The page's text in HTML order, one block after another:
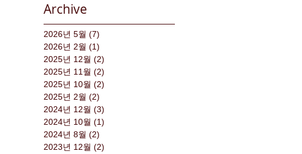
Archive
2026년 5월 (7)
2026년 2월 (1)
2025년 12월 (2)
2025년 11월 (2)
2025년 10월 (2)
2025년 2월 (2)
2024년 12월 (3)
2024년 10월 (1)
2024년 8월 (2)
2023년 12월 (2)